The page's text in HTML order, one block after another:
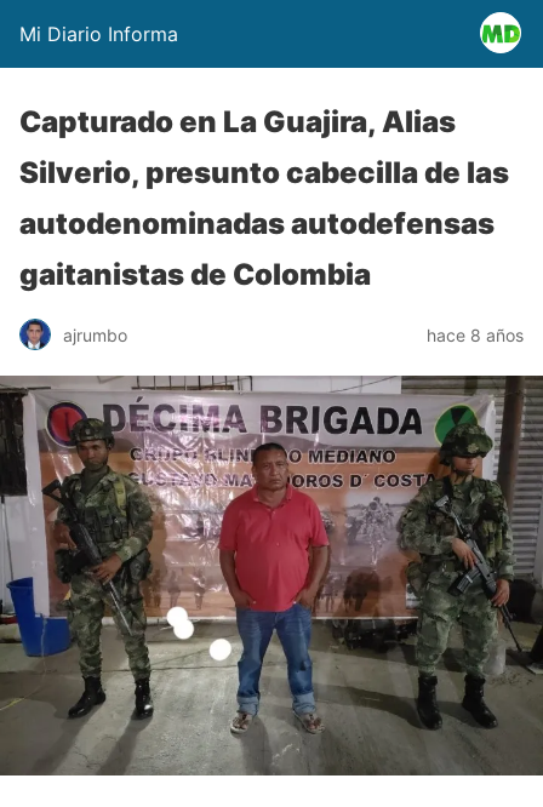
Mi Diario Informa
Capturado en La Guajira, Alias
Silverio, presunto cabecilla de las
autodenominadas autodefensas
gaitanistas de Colombia
ajrumbo hace 8 años